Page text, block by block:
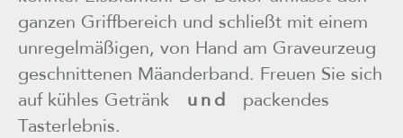
ganzen Griffbereich und schließt mit einem
unregelmäßigen, von Hand am Graveurzeug
geschnittenen Mäanderband. Freuen Sie sich
auf kühles Getränk u n d packendes
Tasterlebnis.